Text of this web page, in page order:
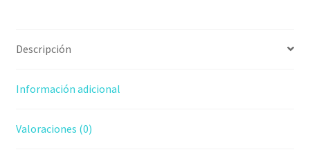
Descripción
Información adicional
Valoraciones (0)